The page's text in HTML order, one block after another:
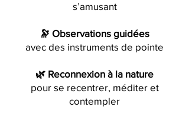
s’amusant
🔭 Observations guidées
avec des instruments de pointe
🌿 Reconnexion à la nature
pour se recentrer, méditer et
contempler